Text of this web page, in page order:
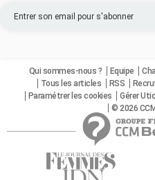
Qui sommes-nous ? Equipe
Tous les articles
RSS
Paramétrer les cookies
Gérer Utiq
© 2026